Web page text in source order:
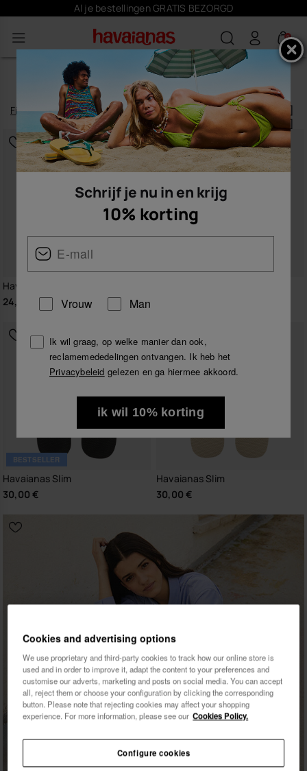
Schrijf jehierin en krijg 10% korting
0
SCHOENEN DAMES
253 artikelen|
Filterenensorteren
Havaianas Top Tiras
24,00 €
BESTSELLER
Havaianas Slim
30,00 €
Havaianas Slim
30,00 €
Schrijf je nu in en krijg
10% korting
Vrouw Man
Ik wil graag, op welke manier dan ook,
reclamemededelingen ontvangen. Ik heb het
Privacybeleid gelezen en ga hiermee akkoord.
ik wil 10% korting
Cookies and advertising options
We use proprietary and third-party cookies to track how our online store is
used and in order to improve it, adapt the content to your preferences and
customise our adverts, marketing and posts on social media. You can accept
all, reject them or choose your configuration by clicking the corresponding
button. Please note that rejecting cookies may affect your shopping
experience. For more information, please see our Cookies Policy.
Configure cookies